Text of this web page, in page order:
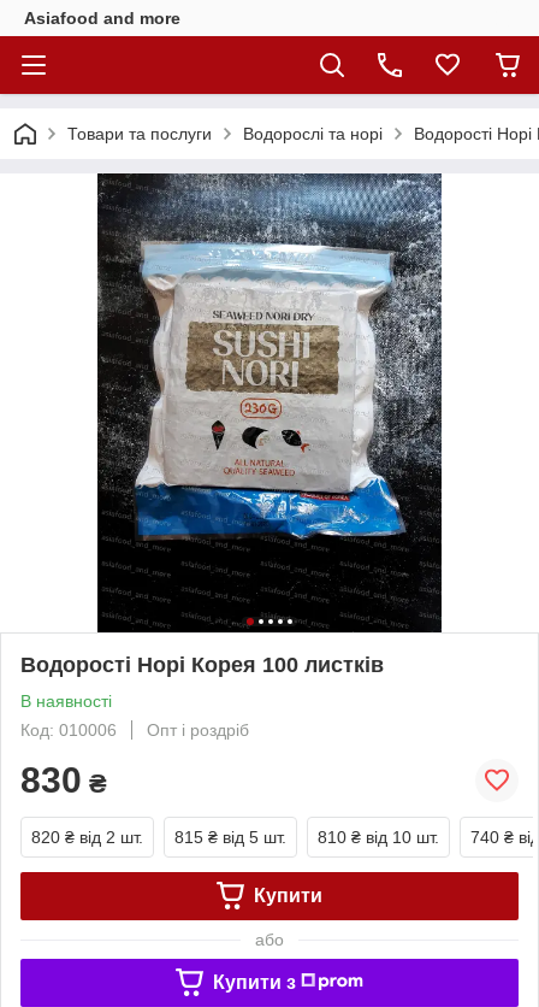
Asiafood and more
Товари та послуги Водорослі та норі Водорості Норі
Водорості Норі Корея 100 листків
В наявності
Код: 010006
Опт і роздріб
830 ₴
820 ₴ від 2 шт. 815 ₴ від 5 шт. 810 ₴ від 10 шт. 740 ₴
Купити
або
Купити з